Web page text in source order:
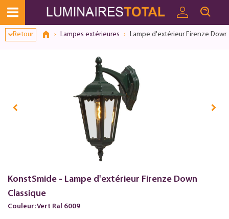
Retour Lampes extérieures Lampe d'extérieur Firenze Down
KonstSmide - Lampe d'extérieur Firenze Down
Classique
Couleur: Vert Ral 6009